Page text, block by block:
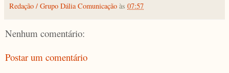
Redação / Grupo Dália Comunicação às 07:57
Nenhum comentário:
Postar um comentário